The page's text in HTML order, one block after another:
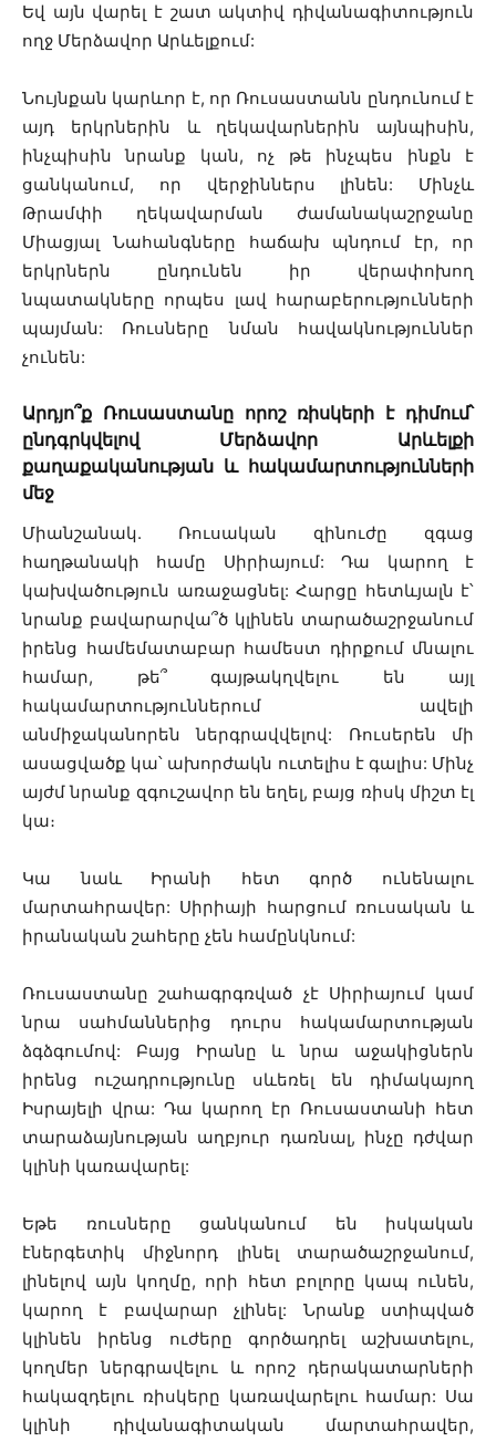
Եվ այն վարել է շատ ակտիվ դիվանագիտություն
ողջ Մերձավոր Արևելքում:
Նույնքան կարևոր է, որ Ռուսաստանն ընդունում է
այդ երկրներին և ղեկավարներին այնպիսին,
ինչպիսին նրանք կան, ոչ թե ինչպես ինքն է
ցանկանում, որ վերջիններս լինեն: Մինչև
Թրամփի ղեկավարման ժամանակաշրջանը
Միացյալ Նահանգները հաճախ պնդում էր, որ
երկրներն ընդունեն իր վերափոխող
նպատակները որպես լավ հարաբերությունների
պայման: Ռուսները նման հավակնություններ
չունեն:
Արդյո՞ք Ռուսաստանը որոշ ռիսկերի է դիմում՝
ընդգրկվելով Մերձավոր Արևելքի
քաղաքականության և հակամարտությունների
մեջ
Միանշանակ. Ռուսական զինուժը զգաց
հաղթանակի համը Սիրիայում: Դա կարող է
կախվածություն առաջացնել: Հարցը հետևյալն է՝
նրանք բավարարվա՞ծ կլինեն տարածաշրջանում
իրենց համեմատաբար համեստ դիրքում մնալու
համար, թե՞ գայթակղվելու են այլ
հակամարտություններում ավելի
անմիջականորեն ներգրավվելով: Ռուսերեն մի
ասացվածք կա՝ ախորժակն ուտելիս է գալիս: Մինչ
այժմ նրանք զգուշավոր են եղել, բայց ռիսկ միշտ էլ
կա։
Կա նաև Իրանի հետ գործ ունենալու
մարտահրավեր: Սիրիայի հարցում ռուսական և
իրանական շահերը չեն համընկնում:
Ռուսաստանը շահագրգռված չէ Սիրիայում կամ
նրա սահմաններից դուրս հակամարտության
ձգձգումով: Բայց Իրանը և նրա աջակիցներն
իրենց ուշադրությունը սևեռել են դիմակայող
Իսրայելի վրա: Դա կարող էր Ռուսաստանի հետ
տարաձայնության աղբյուր դառնալ, ինչը դժվար
կլինի կառավարել:
Եթե ​​ռուսները ցանկանում են իսկական
էներգետիկ միջնորդ լինել տարածաշրջանում,
լինելով այն կողմը, որի հետ բոլորը կապ ունեն,
կարող է բավարար չլինել: Նրանք ստիպված
կլինեն իրենց ուժերը գործադրել աշխատելու,
կողմեր ներգրավելու և որոշ դերակատարների
հակազդելու ռիսկերը կառավարելու համար: Սա
կլինի դիվանագիտական ​​մարտահրավեր,